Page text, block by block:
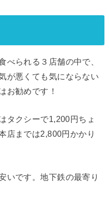
べられる３店舗の中で、
が悪くても気にならない
お勧めです！
タクシーで1,200円ちょ
店までは2,800円かかり
いです。地下鉄の最寄り